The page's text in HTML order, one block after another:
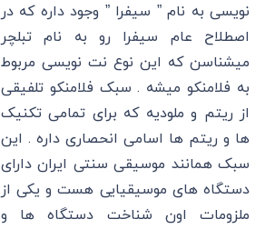
نویسی به نام ” سیفرا ” وجود داره که در
اصطلاح عام سیفرا رو به نام تبلچر
میشناسن که این نوع نت نویسی مربوط
به فلامنکو میشه . سبک فلامنکو تلفیقی
از ریتم و ملودیه که برای تمامی تکنیک
ها و ریتم ها اسامی انحصاری داره . این
سبک همانند موسیقی سنتی ایران دارای
دستگاه های موسیقیایی هست و یکی از
ملزومات اون شناخت دستگاه ها و